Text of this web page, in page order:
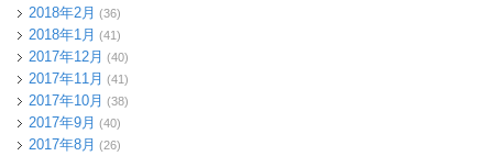
2018年2月 (36)
2018年1月 (41)
2017年12月 (40)
2017年11月 (41)
2017年10月 (38)
2017年9月 (40)
2017年8月 (26)